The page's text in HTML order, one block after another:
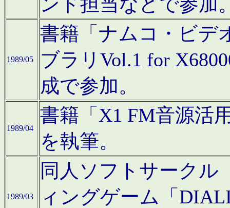
1989/05
書籍「ナムコ・ビデ
ブラリVol.1 for
成で参加。
1989/04
書籍「X1 FM音源活
を執筆。
1989/03
同人ソフトサークル
ィングゲーム「